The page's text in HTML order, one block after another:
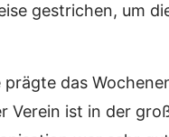
gestrichen, um
das
Verein ist in der